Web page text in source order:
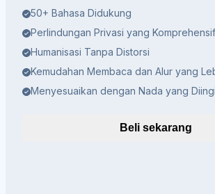
50+ Bahasa Didukung
Perlindungan Privasi yang Komprehensif
Humanisasi Tanpa Distorsi
Kemudahan Membaca dan Alur yang
Menyesuaikan dengan Nada yang
Beli sekarang